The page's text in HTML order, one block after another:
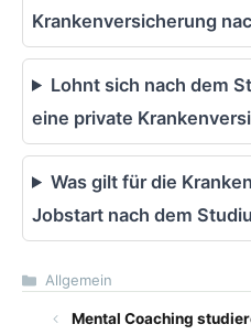
Krankenversicherung
Lohnt sich nach dem
eine private
Was gilt für die
Jobstart nach dem
Kategorien
Allgemein
Mental Coaching